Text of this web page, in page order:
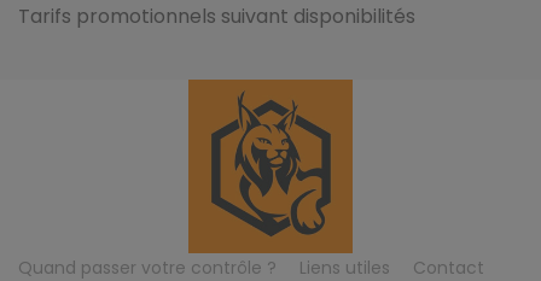
Tarifs promotionnels suivant disponibilités
Quand passer votre contrôle ? Liens utiles
Contact